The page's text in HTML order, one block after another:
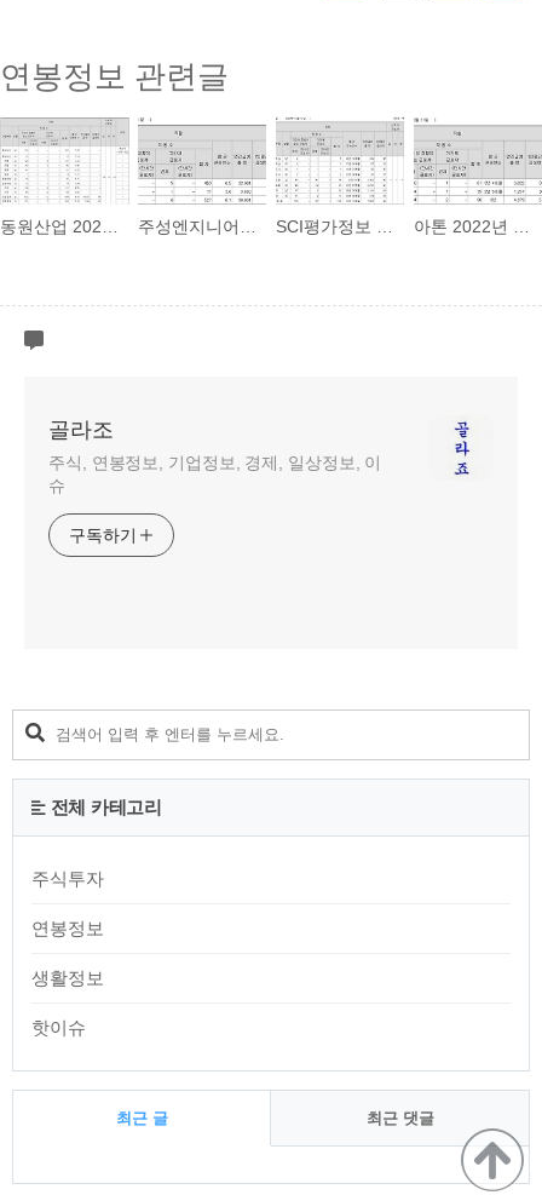
연봉정보 관련글
골라조
주식, 연봉정보, 기업정보, 경제, 일상정보, 이
슈
구독하기
전체 카테고리
주식투자
연봉정보
생활정보
핫이슈
최근 글 최근 댓글
최